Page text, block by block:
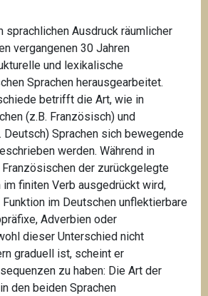
sprachlichen Ausdruck räumlicher
vergangenen 30 Jahren
und lexikalische
Sprachen herausgearbeitet.
betrifft die Art, wie in
(z.B. Französisch) und
Deutsch) Sprachen sich bewegende
werden. Während in
der zurückgelegte
im finiten Verb ausgedrückt wird,
im Deutschen unflektierbare
Adverbien oder
dieser Unterschied nicht
graduell ist, scheint er
zu haben: Die Art der
den beiden Sprachen